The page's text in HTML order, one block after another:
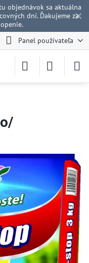
✕
objednávok sa aktuálna
dní. Ďakujeme za
Panel používateľa